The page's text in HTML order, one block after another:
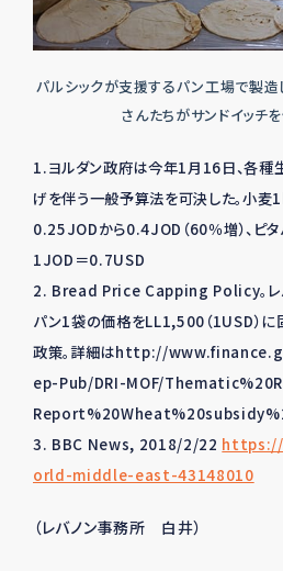
パルシックが支援するパン工場で製造
さんたちがサンドイッチを
1.ヨルダン政府は今年1月16日、各種
げを伴う一般予算法を可決した。小
0.25JODから0.4JOD（60％増）、ピ
1JOD＝0.7USD
2. Bread Price Capping Policy。レ
パン1袋の価格をLL1,500（1USD）に
政策。詳細はhttp://
ep-Pub/DRI-MOF/
3. BBC News, 2018/2/22 https://
orld-middle-east-43148010
（レバノン事務所 白井）